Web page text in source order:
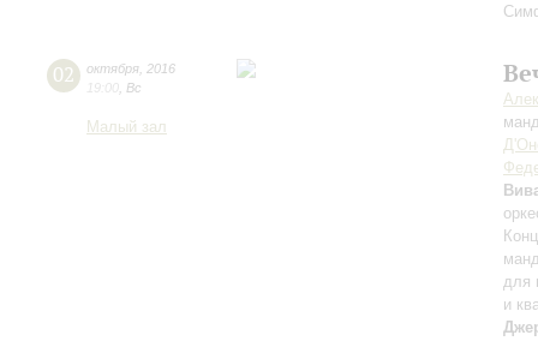
02 октября 2016
19:00 Вс
Малый зал
для
и